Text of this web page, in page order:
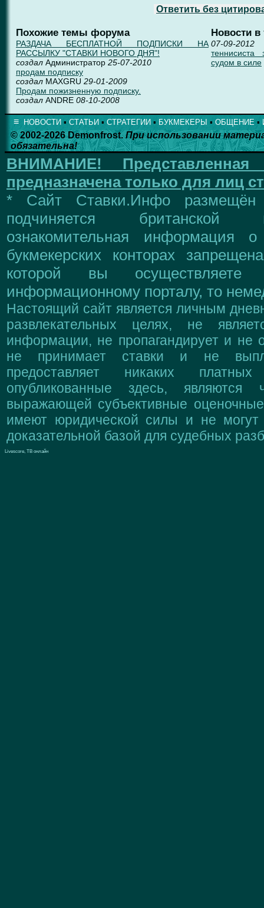
Ответить без
Похожие темы форума
РАЗДАЧА БЕСПЛАТНОЙ ПОДПИСКИ НА
РАССЫЛКУ "СТАВКИ НОВОГО ДНЯ"!
создал Администратор 25-07-2010
продам подписку
создал MAXGRU 29-01-2009
Продам пожизненную подписку.
создал ANDRE 08-10-2008
Новости в
07-09-2012
судом в силе
≡ НОВОСТИ ▪ СТАТЬИ ▪ СТРАТЕГИИ ▪ БУКМЕКЕРЫ ▪ ОБЩЕНИЕ ▪
© 2002-2026 Demonfrost.При использовании
обязательна!
ВНИМАНИЕ!
предназначена только для лиц
* Сайт Ставки.Инфо размещён
подчиняется британской
ознакомительная информация
букмекерских конторах
которой вы
информационному порталу, то
Настоящий сайт является личным
развлекательных целях, не
информации, не пропагандирует и не
не принимает ставки и не
предоставляет никаких
опубликованные здесь, являются
выражающей субъективные
имеют юридической силы и не могут
доказательной базой для судебных
Livescore, ТВ онлайн